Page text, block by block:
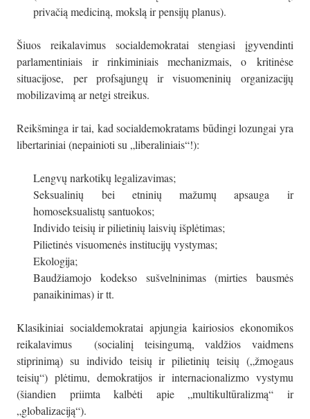
privačią mediciną, mokslą ir pensijų planus).
Šiuos reikalavimus socialdemokratai stengiasi įgyvendinti
parlamentiniais ir rinkiminiais mechanizmais, o kritinėse
situacijose, per profsąjungų ir visuomeninių organizacijų
mobilizavimą ar netgi streikus.
Reikšminga ir tai, kad socialdemokratams būdingi lozungai yra
libertariniai (nepainioti su „liberaliniais“!):
Lengvų narkotikų legalizavimas;
Seksualinių bei etninių mažumų apsauga ir
homoseksualistų santuokos;
Individo teisių ir pilietinių laisvių išplėtimas;
Pilietinės visuomenės institucijų vystymas;
Ekologija;
Baudžiamojo kodekso sušvelninimas (mirties bausmės
panaikinimas) ir tt.
Klasikiniai socialdemokratai apjungia kairiosios ekonomikos
reikalavimus (socialinį teisingumą, valdžios vaidmens
stiprinimą) su individo teisių ir pilietinių teisių („žmogaus
teisių“) plėtimu, demokratijos ir internacionalizmo vystymu
(šiandien priimta kalbėti apie „multikultūralizmą“ ir
„globalizaciją“).